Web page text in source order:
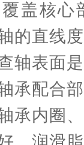
核心
的直线
轴表面
承配合
承内圈